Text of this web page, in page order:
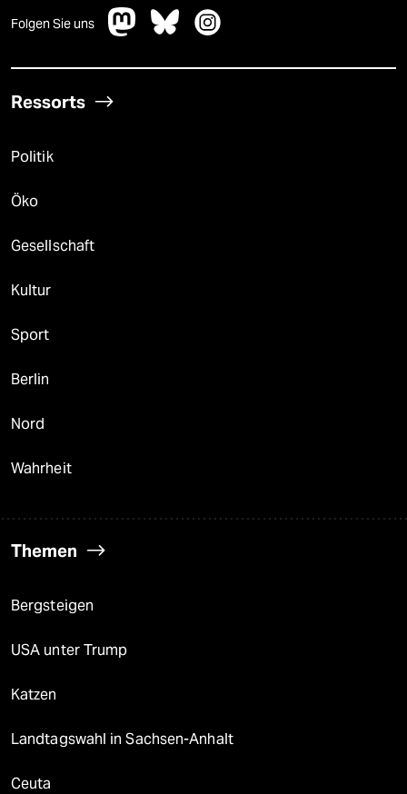
Folgen Sie uns
Ressorts
Politik
Öko
Gesellschaft
Kultur
Sport
Berlin
Nord
Wahrheit
Themen
Bergsteigen
USA unter Trump
Katzen
Landtagswahl in Sachsen-Anhalt
Ceuta